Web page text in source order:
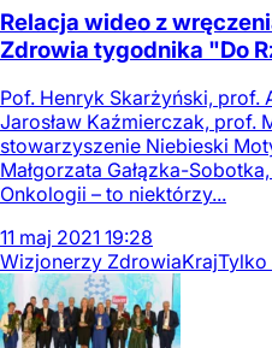
Relacja wideo z
Zdrowia tygodnika "Do
Pof. Henryk Skarżyński, prof.
Jarosław Kaźmierczak, prof.
stowarzyszenie Niebieski
Małgorzata Gałązka-
Onkologii – to niektórzy...
11 maj 2021 19:28
Wizjonerzy ZdrowiaKrajTylko